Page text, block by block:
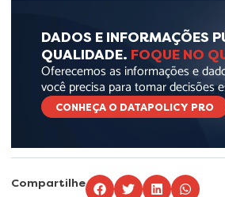
DADOS E INFORMAÇÕES
QUALIDADE. FOQUE NO
Oferecemos as informações e
você precisa para tomar decisões
CONHEÇA O DATAPOLICY PRO
Compartilhe